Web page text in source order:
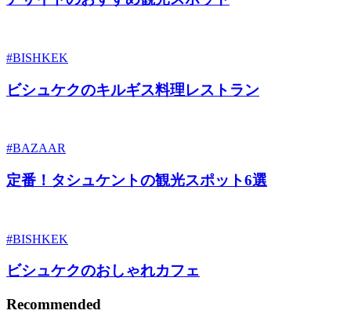
#BISHKEK
ビシュケクのキルギス料理レストラン
#BAZAAR
定番！タシュケントの観光スポット6選
#BISHKEK
ビシュケクのおしゃれカフェ
Recommended